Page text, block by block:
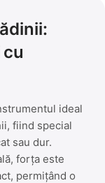
ideal
fiind special
sau dur.
forța este
permițând o